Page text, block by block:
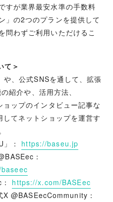
すが業界最安水準の手数料
」の2つのプランを提供して
問わずご利用いただけるこ
て＞
、公式SNSを通して、拡張
紹介や、活用方法、
ョップのインタビュー記事な
てネットショップを運営す
」： https://baseu.jp
：
https://x.com/BASEec
X @BASEecCommunity：